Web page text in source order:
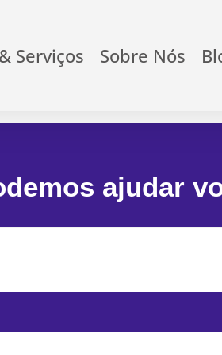
Serviços Sobre Nós
ajudar